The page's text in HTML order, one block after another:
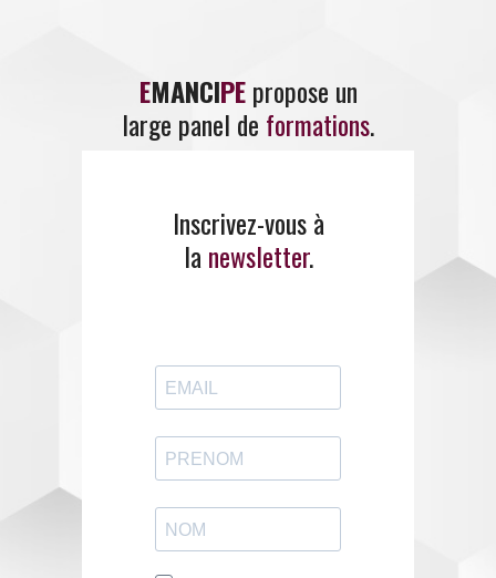
EMANCIPEpropose un
large panel de formations.
AVEC EMANCIPE
Inscrivez-vous à
la newsletter.